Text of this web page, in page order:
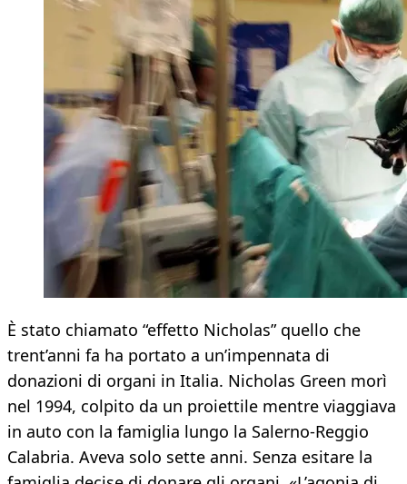
È stato chiamato “effetto Nicholas” quello che
trent’anni fa ha portato a un’impennata di
donazioni di organi in Italia. Nicholas Green morì
nel 1994, colpito da un proiettile mentre viaggiava
in auto con la famiglia lungo la Salerno-Reggio
Calabria. Aveva solo sette anni. Senza esitare la